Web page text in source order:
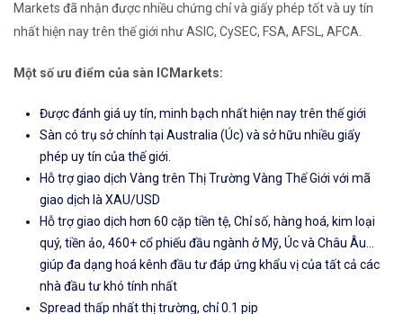
Markets đã nhận được nhiều chứng chỉ và giấy phép tốt và uy tín
nhất hiện nay trên thế giới như ASIC, CySEC, FSA, AFSL, AFCA.
Một số ưu điểm của sàn ICMarkets:
Được đánh giá uy tín, minh bạch nhất hiện nay trên thế giới
Sàn có trụ sở chính tại Australia (Úc) và sở hữu nhiều giấy
phép uy tín của thế giới.
Hỗ trợ giao dịch Vàng trên Thị Trường Vàng Thế Giới với mã
giao dịch là XAU/USD
Hỗ trợ giao dịch hơn 60 cặp tiền tệ, Chỉ số, hàng hoá, kim loại
quý, tiền ảo, 460+ cổ phiếu đầu ngành ở Mỹ, Úc và Châu Âu...
giúp đa dạng hoá kênh đầu tư đáp ứng khẩu vị của tất cả các
nhà đầu tư khó tính nhất
Spread thấp nhất thị trường, chỉ 0.1 pip